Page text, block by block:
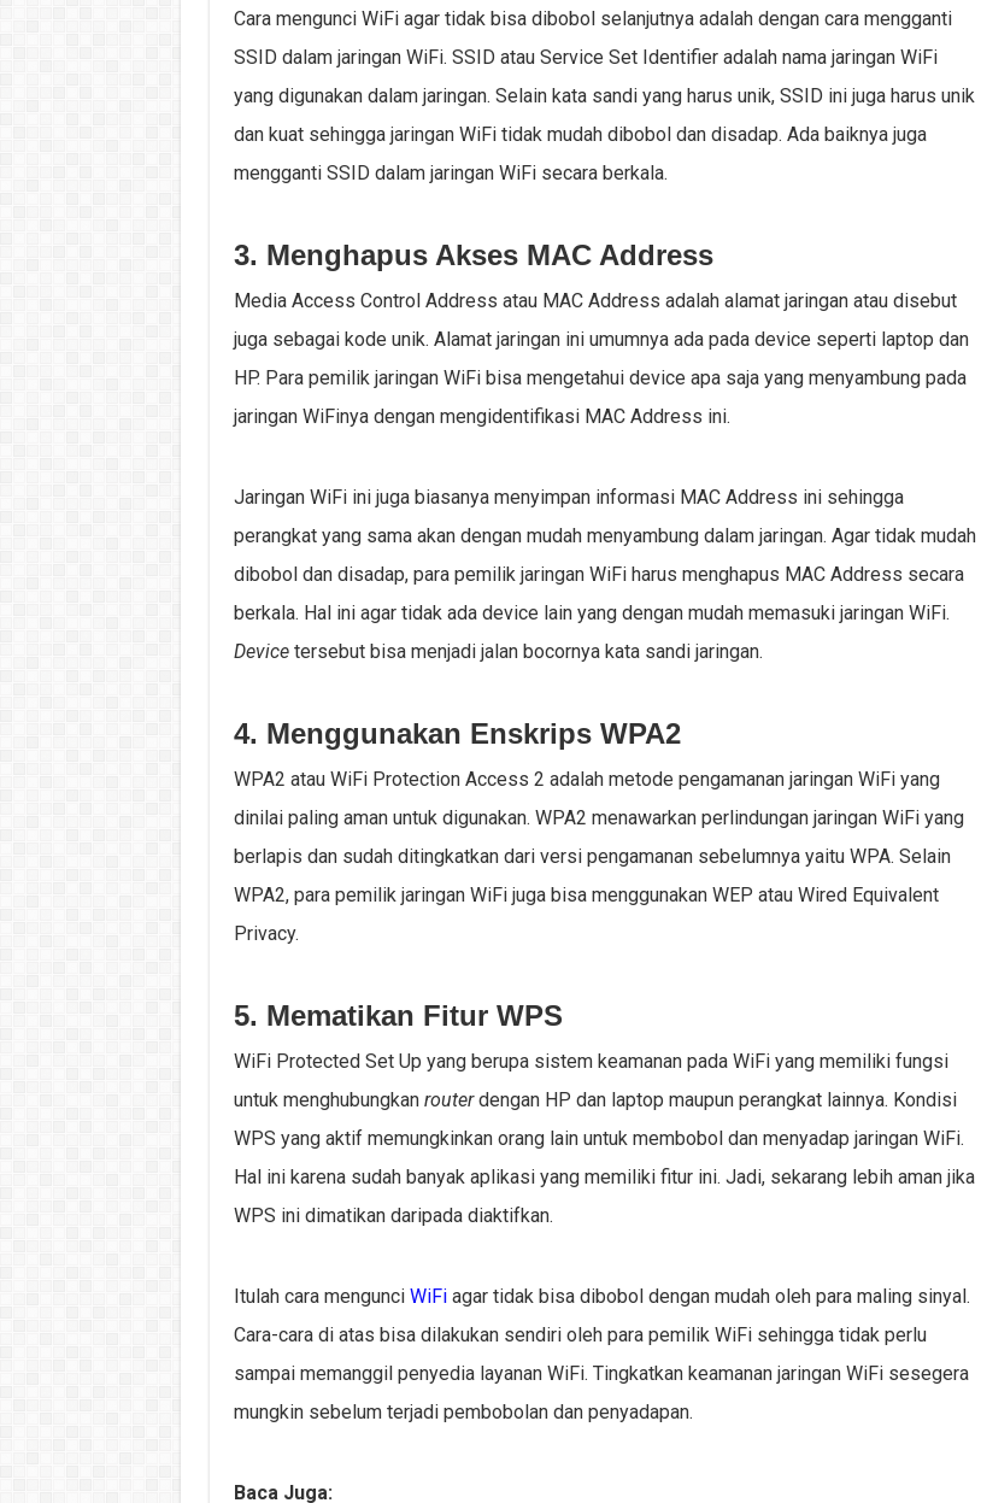
Cara mengunci WiFi agar tidak bisa dibobol selanjutnya adalah dengan cara mengganti
SSID dalam jaringan WiFi. SSID atau Service Set Identifier adalah nama jaringan WiFi
yang digunakan dalam jaringan. Selain kata sandi yang harus unik, SSID ini juga harus unik
dan kuat sehingga jaringan WiFi tidak mudah dibobol dan disadap. Ada baiknya juga
mengganti SSID dalam jaringan WiFi secara berkala.
3. Menghapus Akses MAC Address
Media Access Control Address atau MAC Address adalah alamat jaringan atau disebut
juga sebagai kode unik. Alamat jaringan ini umumnya ada pada device seperti laptop dan
HP. Para pemilik jaringan WiFi bisa mengetahui device apa saja yang menyambung pada
jaringan WiFinya dengan mengidentifikasi MAC Address ini.
Jaringan WiFi ini juga biasanya menyimpan informasi MAC Address ini sehingga
perangkat yang sama akan dengan mudah menyambung dalam jaringan. Agar tidak mudah
dibobol dan disadap, para pemilik jaringan WiFi harus menghapus MAC Address secara
berkala. Hal ini agar tidak ada device lain yang dengan mudah memasuki jaringan WiFi.
Devicetersebut bisa menjadi jalan bocornya kata sandi jaringan.
4. Menggunakan Enskrips WPA2
WPA2 atau WiFi Protection Access 2 adalah metode pengamanan jaringan WiFi yang
dinilai paling aman untuk digunakan. WPA2 menawarkan perlindungan jaringan WiFi yang
berlapis dan sudah ditingkatkan dari versi pengamanan sebelumnya yaitu WPA. Selain
WPA2, para pemilik jaringan WiFi juga bisa menggunakan WEP atau Wired Equivalent
Privacy.
5. Mematikan Fitur WPS
WiFi Protected Set Up yang berupa sistem keamanan pada WiFi yang memiliki fungsi
untuk menghubungkan routerdengan HP dan laptop maupun perangkat lainnya. Kondisi
WPS yang aktif memungkinkan orang lain untuk membobol dan menyadap jaringan WiFi.
Hal ini karena sudah banyak aplikasi yang memiliki fitur ini. Jadi, sekarang lebih aman jika
WPS ini dimatikan daripada diaktifkan.
Itulah cara mengunci WiFiagar tidak bisa dibobol dengan mudah oleh para maling sinyal.
Cara-cara di atas bisa dilakukan sendiri oleh para pemilik WiFi sehingga tidak perlu
sampai memanggil penyedia layanan WiFi. Tingkatkan keamanan jaringan WiFi sesegera
mungkin sebelum terjadi pembobolan dan penyadapan.
Baca Juga: